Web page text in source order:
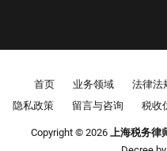
Footer menu
首页 业务领域 法律法
隐私政策
留言与咨询 税收
Copyright © 2026 上海税务律